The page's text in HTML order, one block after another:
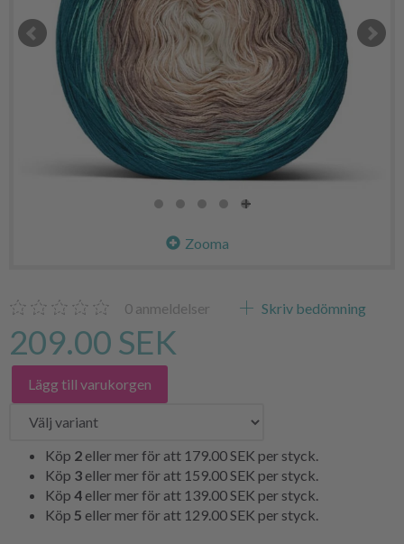
Zooma
0 anmeldelser Skriv bedömning
209.00 SEK
Lägg till varukorgen
Köp 2 eller mer för att 179.00 SEK per styck.
Köp 3 eller mer för att 159.00 SEK per styck.
Köp 4 eller mer för att 139.00 SEK per styck.
Köp 5 eller mer för att 129.00 SEK per styck.